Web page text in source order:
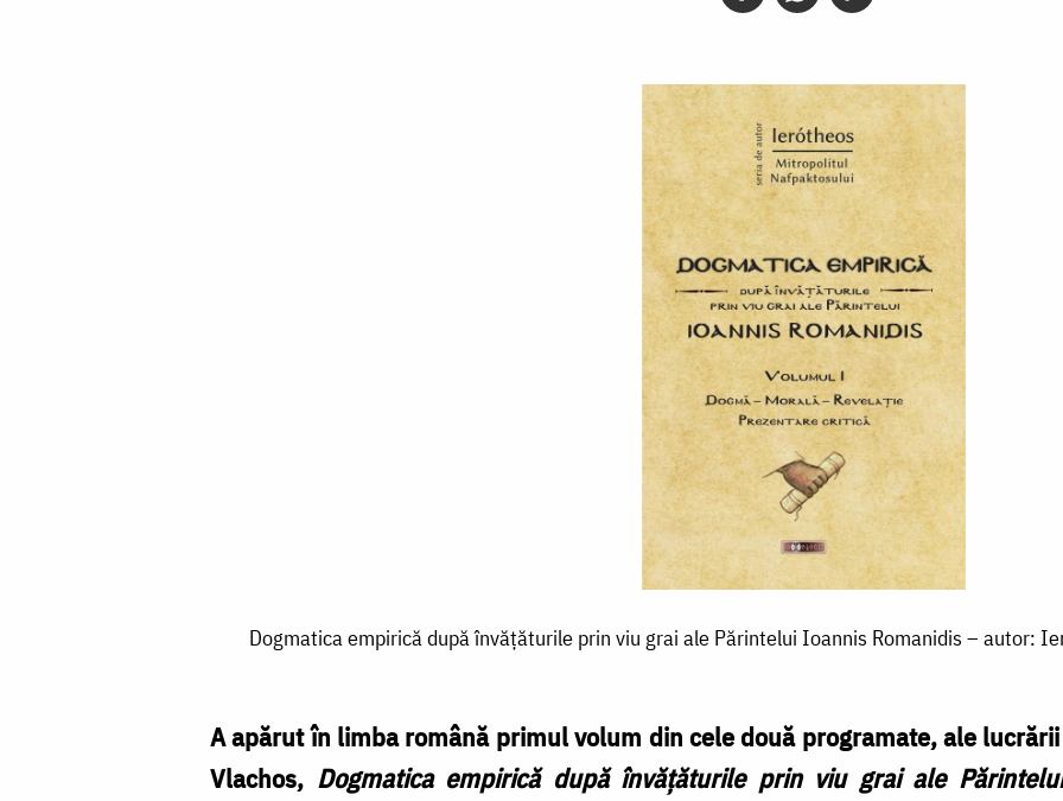
Dogmatica empirică după învățăturile prin viu grai ale Părintelui Ioannis Romanidis – autor:
A apărut în limba română primul volum din cele două programate, ale
Vlachos, Dogmatica empirică după învățăturile prin viu grai ale